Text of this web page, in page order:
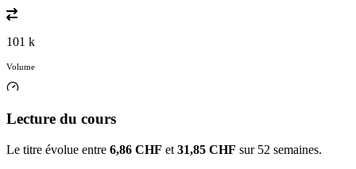
101 k
Volume
Lecture du cours
Le titre évolue entre 6,86 CHF et 31,85 CHF sur 52 semaines.